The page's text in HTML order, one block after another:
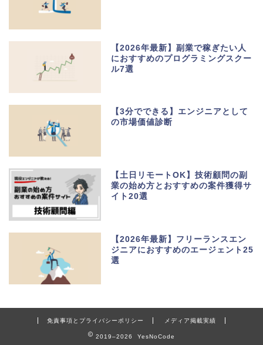
【2026年最新】副業で稼ぎたい人
におすすめのプログラミングスクー
ル7選
【3分でできる】エンジニアとして
の市場価値診断
【土日リモートOK】技術顧問の副
業の始め方とおすすめの案件獲得サ
イト20選
【2026年最新】フリーランスエン
ジニアにおすすめのエージェント25
選
免責事項とプライバシーポリシー メディア掲載実績
2019–2026 YesNoCode